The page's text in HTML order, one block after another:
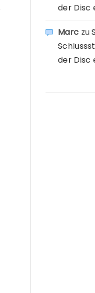
der Disc
Marc zu
der Disc